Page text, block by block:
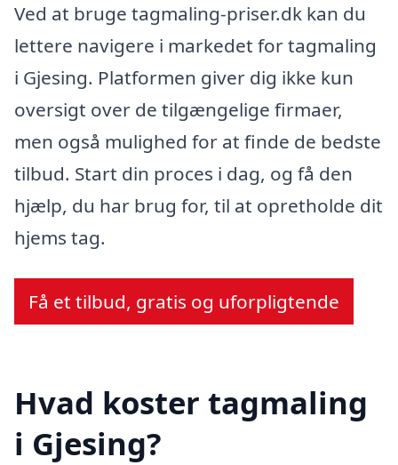
Ved at bruge tagmaling-priser.dk kan du
lettere navigere i markedet for tagmaling
i Gjesing. Platformen giver dig ikke kun
oversigt over de tilgængelige firmaer,
men også mulighed for at finde de bedste
tilbud. Start din proces i dag, og få den
hjælp, du har brug for, til at opretholde dit
hjems tag.
Få et tilbud, gratis og uforpligtende
Hvad koster tagmaling
i Gjesing?